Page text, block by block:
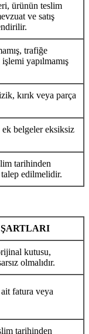
ürünün teslim
ve satış
trafiğe
yapılmamış
kırık veya parça
ek belgeler eksiksiz
tarihinden
edilmelidir.
kutusu,
olmalıdır.
fatura veya
tarihinden